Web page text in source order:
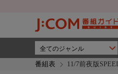
番組表 11/7前夜版